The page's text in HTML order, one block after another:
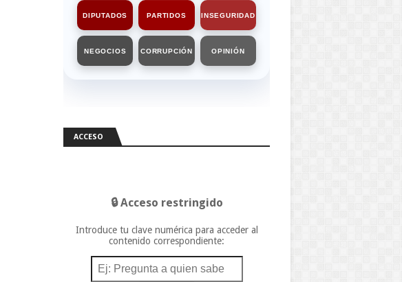
DIPUTADOS PARTIDOS INSEGURIDAD
NEGOCIOS CORRUPCIÓN OPINIÓN
ACCESO
🔒 Acceso restringido
Introduce tu clave numérica para acceder al
contenido correspondiente: